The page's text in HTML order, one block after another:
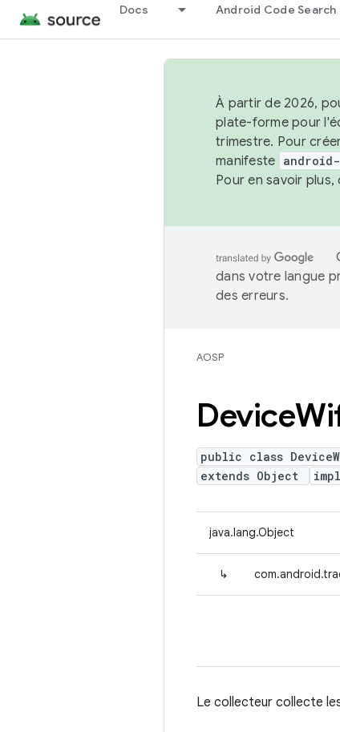
Docs Android Code Search
À partir de 2026,
plate-forme pour
trimestre. Pour
manifeste
Pour en savoir plus,
dans votre langue
des erreurs.
AOSP
Device
public class
extends Object
java.lang.Object
↳
Le collecteur collecte